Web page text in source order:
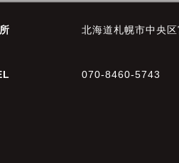
北海道札幌市中央
070-8460-5743